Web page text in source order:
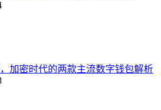
加密时代的两款主流数字钱包解析